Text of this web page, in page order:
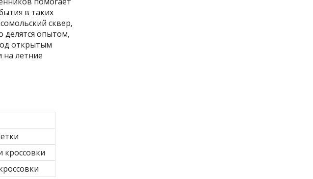
в таких
сквер‚
опытом‚
открытым
на летние
кроссовки